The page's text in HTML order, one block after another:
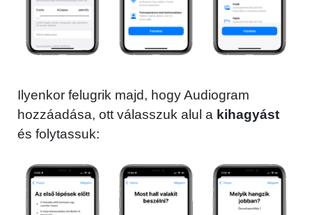
Ilyenkor felugrik majd, hogy Audiogram
hozzáadása, ott válasszuk alul a kihagyást
és folytassuk: